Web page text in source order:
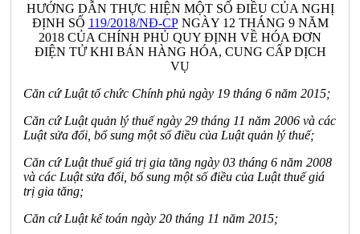
HƯỚNG DẪN THỰC HIỆN MỘT SỐ ĐIỀU CỦA NGHỊ
ĐỊNH SỐ 119/2018/NĐ-CPNGÀY 12 THÁNG 9 NĂM
2018 CỦA CHÍNH PHỦ QUY ĐỊNH VỀ HÓA ĐƠN
ĐIỆN TỬ KHI BÁN HÀNG HÓA, CUNG CẤP DỊCH
VỤ
Căn cứ Luật tổ chức Chính phủ ngày 19 tháng 6 năm 2015;
Căn cứ Luật quản lý thuế ngày 29 tháng 11 năm 2006 và các
Luật sửa đổi, bổ sung một số điều của Luật quản lý thuế;
Căn cứ Luật thuế giá trị gia tăng ngày 03 tháng 6 năm 2008
và các Luật sửa đổi, bổ sung một số điều của Luật thuế giá
trị gia tăng;
Căn cứ Luật kế toán ngày 20 tháng 11 năm 2015;